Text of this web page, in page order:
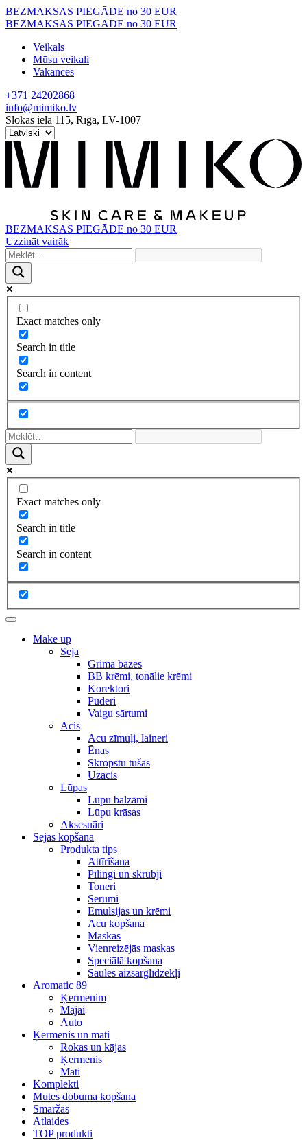
Skip
to
BEZMAKSAS PIEGĀDE no 30 EUR
BEZMAKSAS PIEGĀDE no 30 EUR
Veikals
Mūsu veikali
Vakances
+371 24202868
info@mimiko.lv
Slokas iela 115, Rīga, LV-1007
BEZMAKSAS PIEGĀDE no 30 EUR
Uzzināt vairāk
Exact matches only
Search in title
Search in content
Exact matches only
Search in title
Search in content
Make up
Seja
Grima bāzes
BB krēmi, tonālie krēmi
Korektori
Pūderi
Vaigu sārtumi
Acis
Acu zīmuļi, laineri
Ēnas
Skropstu tušas
Uzacis
Lūpas
Lūpu balzāmi
Lūpu krāsas
Aksesuāri
Sejas kopšana
Produkta tips
Attīrīšana
Pīlingi un skrubji
Toneri
Serumi
Emulsijas un krēmi
Acu kopšana
Maskas
Vienreizējās maskas
Speciālā kopšana
Saules aizsarglīdzekļi
Aromatic 89
Ķermenim
Mājai
Auto
Ķermenis un mati
Rokas un kājas
Ķermenis
Mati
Komplekti
Mutes dobuma kopšana
Smaržas
Atlaides
TOP produkti